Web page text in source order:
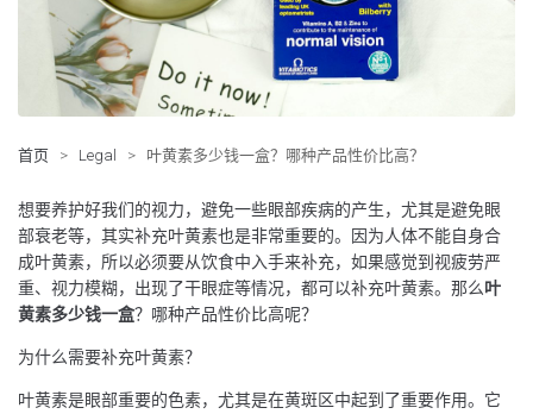
首页 > Legal > 叶黄素多少钱一盒？哪种产品性价比高？
想要养护好我们的视力，避免一些眼部疾病的产生，尤其是避免眼
部衰老等，其实补充叶黄素也是非常重要的。因为人体不能自身合
成叶黄素，所以必须要从饮食中入手来补充，如果感觉到视疲劳严
重、视力模糊，出现了干眼症等情况，都可以补充叶黄素。那么叶
黄素多少钱一盒？哪种产品性价比高呢？
为什么需要补充叶黄素？
叶黄素是眼部重要的色素，尤其是在黄斑区中起到了重要作用。它